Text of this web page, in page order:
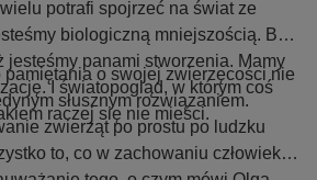
potrafi spojrzeć na świat ze
biologiczną mniejszością. Bo
jesteśmy panami stworzenia. Mamy
I światopogląd, w którym coś
raczej się nie mieści.
o swojej zwierzęcości nie
słusznym rozwiązaniem.
zwierząt po prostu po ludzku
to, co w zachowaniu człowieka